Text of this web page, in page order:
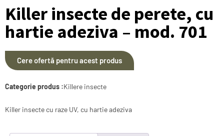
Killer insecte de perete, cu
hartie adeziva – mod. 701
Cere ofertă pentru acest produs
Categorie produs :Killere insecte
Killer insecte cu raze UV, cu hartie adeziva